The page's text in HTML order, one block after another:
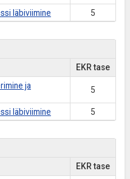
läbiviimine 5
EKR tase
ja
5
läbiviimine 5
EKR tase